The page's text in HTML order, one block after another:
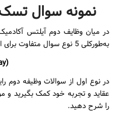
نمونه سوال تسک 2 رایتینگ
در میان وظایف دوم آیلتس
به‌طورکلی 5 نوع سوال متفاوت برای این بخش مطرح می‌شود.
در نوع اول از سوالات وظیفه دوم
عقاید و تجربه خود کمک بگیرید و
را شرح دهید.